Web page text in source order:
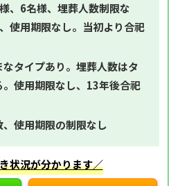
、6名様、埋葬人数制限な
使用期限なし。当初より合祀
タイプあり。埋葬人数はタ
使用期限なし、13年後合祀
使用期限の制限なし
状況が分かります／